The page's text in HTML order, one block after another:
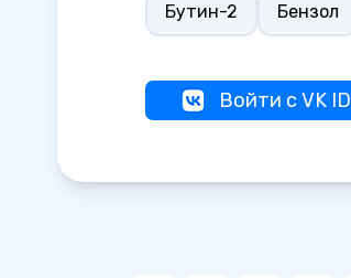
Бутин-2 Бензол
Войти с VK ID